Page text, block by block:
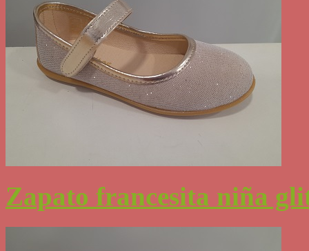
Zapato francesita niña